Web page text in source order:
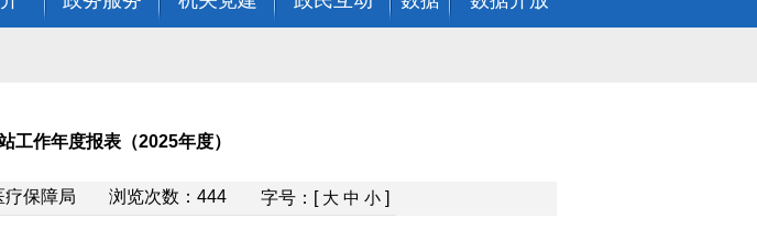
工作年度报表（2025年度）
疗保障局 浏览次数： 444 字号：[ 大 中 小 ]